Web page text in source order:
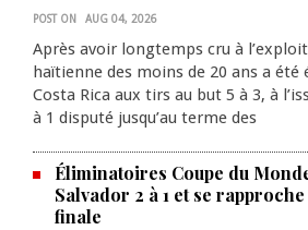
POST ON AUG 04, 2026
Après avoir longtemps cru à
haïtienne des moins de 20 ans a
Costa Rica aux tirs au but 5 à 3, à
à 1 disputé jusqu’au terme des
Éliminatoires Coupe du
Salvador 2 à 1 et se
finale